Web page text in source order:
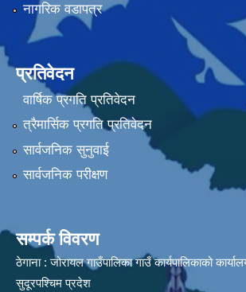
नागरिक वडापत्र
प्रतिवेदन
वार्षिक प्रगति प्रतिवेदन
त्रैमार्सिक प्रगति प्रतिवेदन
सार्वजनिक सुनुवाई
सार्वजनिक परीक्षण
सम्पर्क विवरण
ठेगाना : जोरायल गाउँपालिका गाउँ कार्यपालिकाको
सुदूरपश्चिम प्रदेश